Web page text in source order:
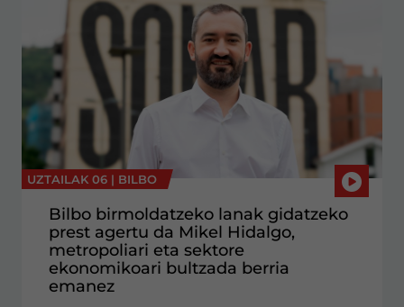
UZTAILAK 06 | BILBO
Bilbo birmoldatzeko lanak gidatzeko
prest agertu da Mikel Hidalgo,
metropoliari eta sektore
ekonomikoari bultzada berria
emanez